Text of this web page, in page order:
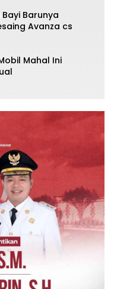
Cara Berbeda
Terungkap, Apa
Barunya
Avanza cs
Mahal Ini